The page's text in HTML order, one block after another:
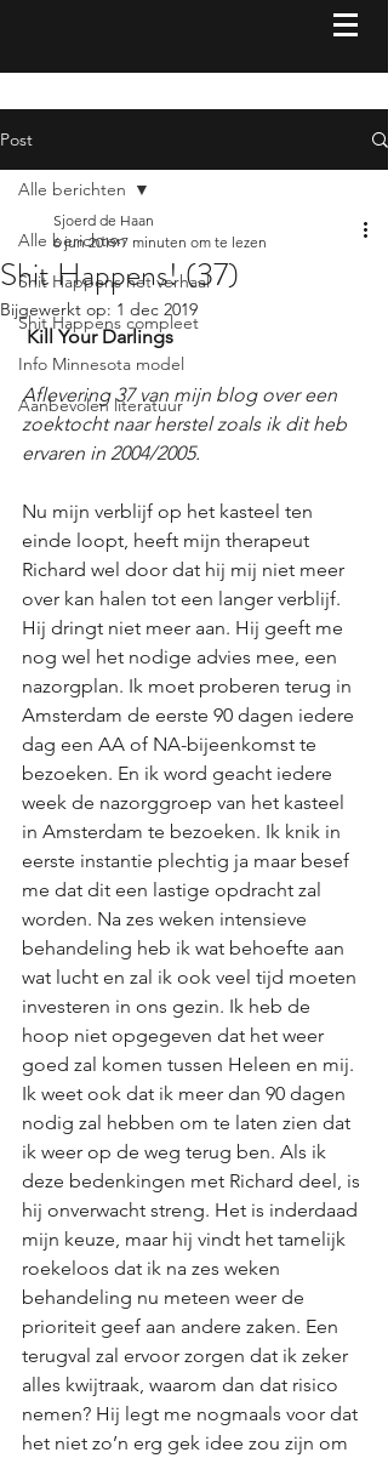
Post
Alle berichten
Shit Happens het verhaal
Shit Happens compleet
Info Minnesota model
Aanbevolen literatuur
Alle berichten
Shit Happens! (37)
Sjoerd de Haan
6 jun 2019 7 minuten om te lezen
Bijgewerkt op: 1 dec 2019
Kill Your Darlings
Aflevering 37 van mijn blog over een
zoektocht naar herstel zoals ik dit heb
ervaren in 2004/2005.
Nu mijn verblijf op het kasteel ten
einde loopt, heeft mijn therapeut
Richard wel door dat hij mij niet meer
over kan halen tot een langer verblijf.
Hij dringt niet meer aan. Hij geeft me
nog wel het nodige advies mee, een
nazorgplan. Ik moet proberen terug in
Amsterdam de eerste 90 dagen iedere
dag een AA of NA-bijeenkomst te
bezoeken. En ik word geacht iedere
week de nazorggroep van het kasteel
in Amsterdam te bezoeken. Ik knik in
eerste instantie plechtig ja maar besef
me dat dit een lastige opdracht zal
worden. Na zes weken intensieve
behandeling heb ik wat behoefte aan
wat lucht en zal ik ook veel tijd moeten
investeren in ons gezin. Ik heb de
hoop niet opgegeven dat het weer
goed zal komen tussen Heleen en mij.
Ik weet ook dat ik meer dan 90 dagen
nodig zal hebben om te laten zien dat
ik weer op de weg terug ben. Als ik
deze bedenkingen met Richard deel, is
hij onverwacht streng. Het is inderdaad
mijn keuze, maar hij vindt het tamelijk
roekeloos dat ik na zes weken
behandeling nu meteen weer de
prioriteit geef aan andere zaken. Een
terugval zal ervoor zorgen dat ik zeker
alles kwijtraak, waarom dan dat risico
nemen? Hij legt me nogmaals voor dat
het niet zo’n erg gek idee zou zijn om